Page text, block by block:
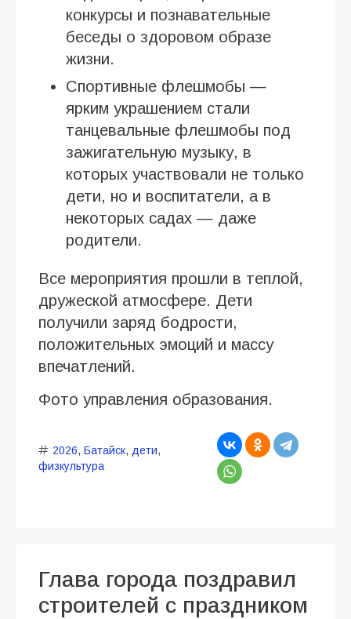
конкурсы и познавательные
беседы о здоровом образе
жизни.
Спортивные флешмобы —
ярким украшением стали
танцевальные флешмобы под
зажигательную музыку, в
которых участвовали не только
дети, но и воспитатели, а в
некоторых садах — даже
родители.
Все мероприятия прошли в теплой,
дружеской атмосфере. Дети
получили заряд бодрости,
положительных эмоций и массу
впечатлений.
Фото управления образования.
2026, Батайск, дети,
физкультура
Глава города поздравил
строителей с праздником